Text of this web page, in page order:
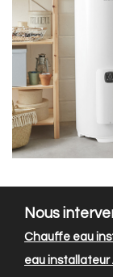
Nous
Chauffe eau
eau installateur